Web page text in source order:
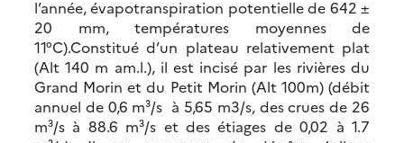
l’année, évapotranspiration potentielle de 642 ±
20 mm, températures moyennes de
11°C).Constitué d’un plateau relativement plat
(Alt 140 m am.l.), il est incisé par les rivières du
Grand Morin et du Petit Morin (Alt 100m) (débit
annuel de 0,6 m³/s à 5,65 m3/s, des crues de 26
m³/s à 88.6 m³/s et des étiages de 0,02 à 1.7